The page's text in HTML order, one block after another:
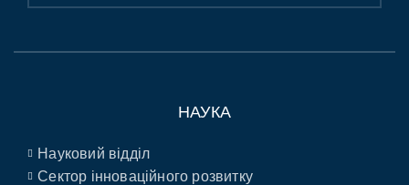
НАУКА
Науковий відділ
Сектор інноваційного розвитку